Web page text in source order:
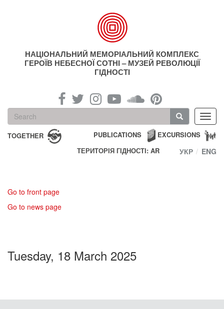
НАЦІОНАЛЬНИЙ МЕМОРІАЛЬНИЙ КОМПЛЕКС
ГЕРОЇВ НЕБЕСНОЇ СОТНІ – МУЗЕЙ РЕВОЛЮЦІЇ
ГІДНОСТІ
Search
form
Search
TOGETHER EXCURSIONS
PUBLICATIONS
ТЕРИТОРІЯ ГІДНОСТІ: AR
УКР ENG
Go to front page
Go to news page
Tuesday, 18 March 2025